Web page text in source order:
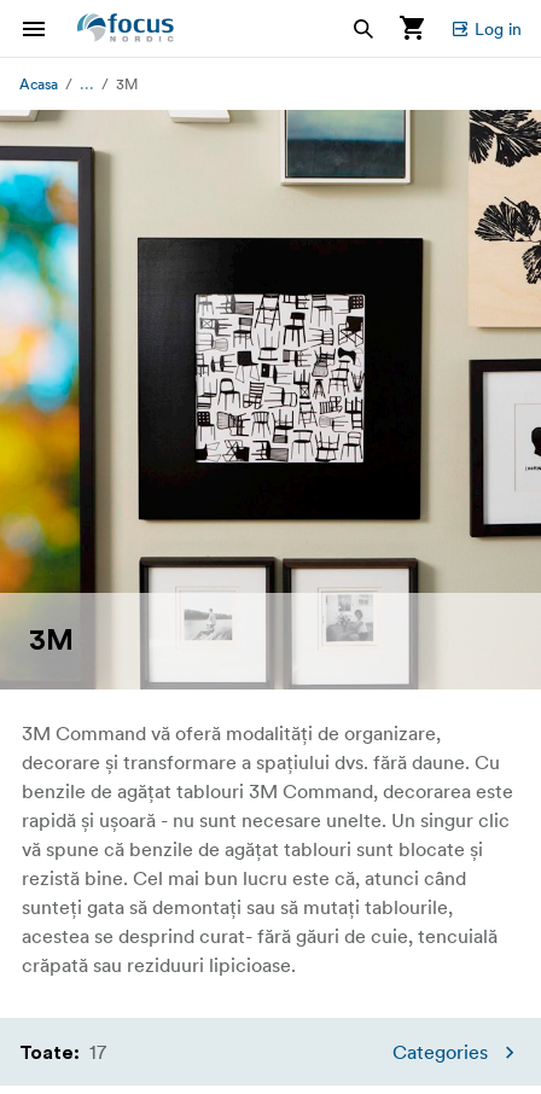
Log in
Acasa ... 3M
3M
3M Command vă oferă modalități de organizare,
decorare și transformare a spațiului dvs. fără daune. Cu
benzile de agățat tablouri 3M Command, decorarea este
rapidă și ușoară - nu sunt necesare unelte. Un singur clic
vă spune că benzile de agățat tablouri sunt blocate și
rezistă bine. Cel mai bun lucru este că, atunci când
sunteți gata să demontați sau să mutați tablourile,
acestea se desprind curat- fără găuri de cuie, tencuială
crăpată sau reziduuri lipicioase.
Toate: 17 Categories